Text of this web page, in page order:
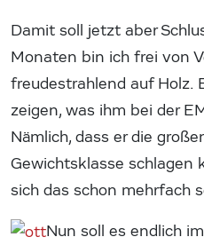
Damit soll jetzt aber
Monaten bin ich frei von
freudestrahlend auf Holz.
zeigen, was ihm bei der
Nämlich, dass er die
Gewichtsklasse schlagen
sich das schon mehrfach
Nun soll es endlich